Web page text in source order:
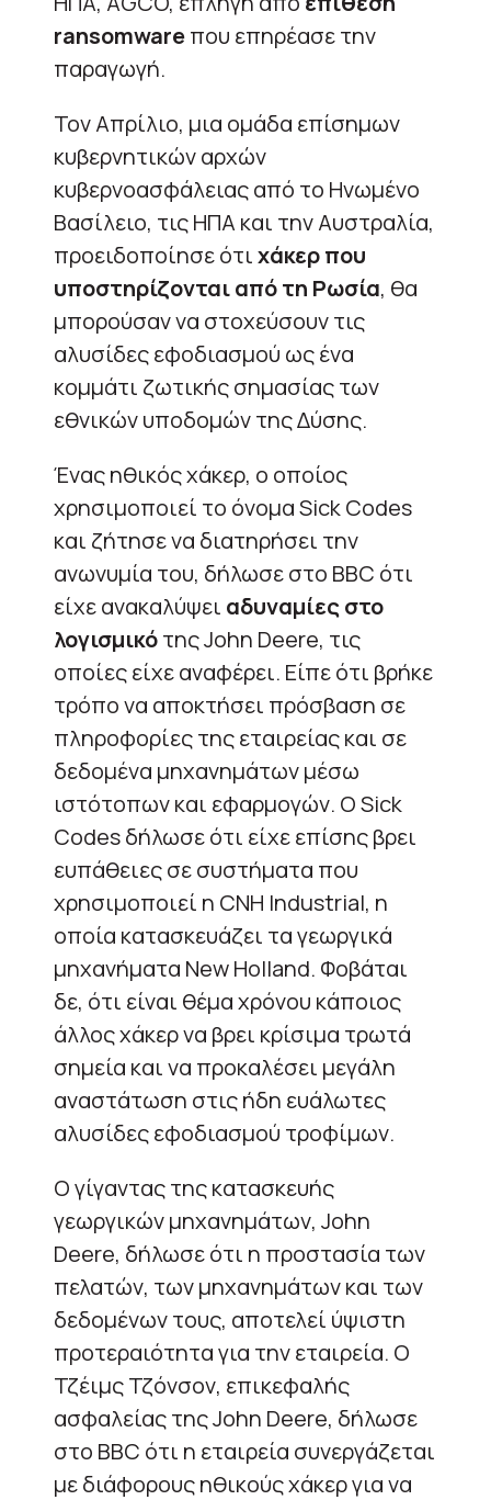
ransomwareπου επηρέασε την
παραγωγή.
Τον Απρίλιο, μια ομάδα επίσημων
κυβερνητικών αρχών
κυβερνοασφάλειας από το Ηνωμένο
Βασίλειο, τις ΗΠΑ και την Αυστραλία,
προειδοποίησε ότιχάκερ που
υποστηρίζονται από τη Ρωσία, θα
μπορούσαν να στοχεύσουν τις
αλυσίδες εφοδιασμού ως ένα
κομμάτι ζωτικής σημασίας των
εθνικών υποδομών της Δύσης.
Ένας ηθικός χάκερ, ο οποίος
χρησιμοποιεί το όνομα Sick Codes
και ζήτησε να διατηρήσει την
ανωνυμία του, δήλωσε στο BBC ότι
είχε ανακαλύψει αδυναμίες στο
λογισμικότης John Deere, τις
οποίες είχε αναφέρει. Είπε ότι βρήκε
τρόπο να αποκτήσει πρόσβαση σε
πληροφορίες της εταιρείας και σε
δεδομένα μηχανημάτων μέσω
ιστότοπων και εφαρμογών. Ο Sick
Codes δήλωσε ότι είχε επίσης βρει
ευπάθειες σε συστήματα που
χρησιμοποιεί η CNH Industrial, η
οποία κατασκευάζει τα γεωργικά
μηχανήματα New Holland. Φοβάται
δε, ότι είναι θέμα χρόνου κάποιος
άλλος χάκερ να βρει κρίσιμα τρωτά
σημεία και να προκαλέσει μεγάλη
αναστάτωση στις ήδη ευάλωτες
αλυσίδες εφοδιασμού τροφίμων.
Ο γίγαντας της κατασκευής
γεωργικών μηχανημάτων, John
Deere, δήλωσε ότι η προστασία των
πελατών, των μηχανημάτων και των
δεδομένων τους, αποτελεί ύψιστη
προτεραιότητα για την εταιρεία. Ο
Τζέιμς Τζόνσον, επικεφαλής
ασφαλείας της John Deere, δήλωσε
στο BBC ότι η εταιρεία συνεργάζεται
με διάφορους ηθικούς χάκερ για να